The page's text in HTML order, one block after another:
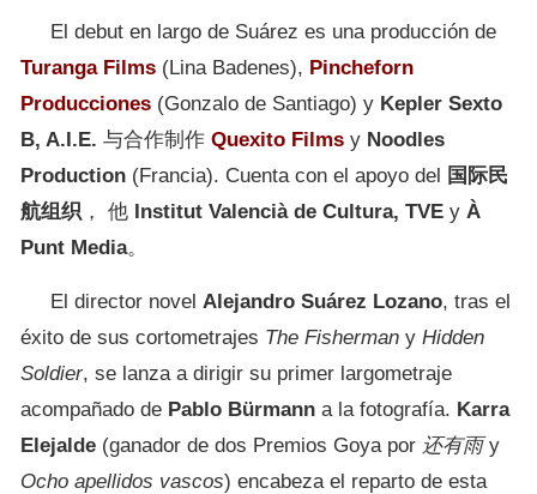
El debut en largo de Suárez es una producción de
Turanga Films (Lina Badenes), Pincheforn
Producciones (Gonzalo de Santiago) y Kepler Sexto
B, A.I.E. 与合作制作 Quexito Films y Noodles
Production (Francia). Cuenta con el apoyo del 国际民
航组织 ， 他 Institut Valencià de Cultura, TVE y À
Punt Media。
El director novel Alejandro Suárez Lozano, tras el
éxito de sus cortometrajes The Fisherman y Hidden
Soldier, se lanza a dirigir su primer largometraje
acompañado de Pablo Bürmann a la fotografía. Karra
Elejalde (ganador de dos Premios Goya por 还有雨y
Ocho apellidos vascos) encabeza el reparto de esta